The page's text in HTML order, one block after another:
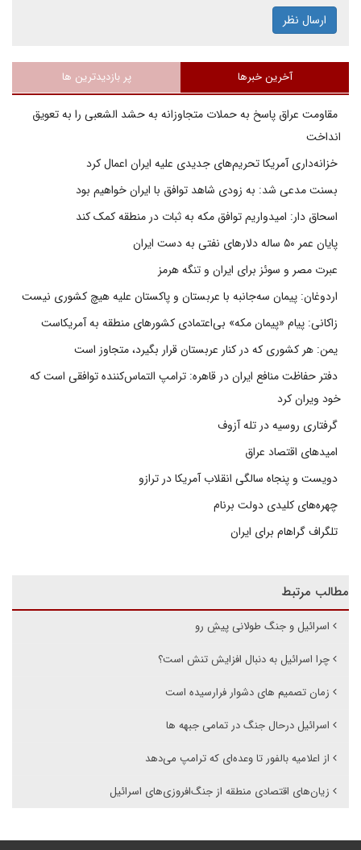
ارسال نظر
آخرین خبرها پر بازدیدترین ها
مقاومت عراق پاسخ به حملات متجاوزانه به حشد الشعبی را به تعویق
انداخت
خزانه‌داری آمریکا تحریم‌های جدیدی علیه ایران اعمال کرد
بسنت مدعی شد: به زودی شاهد توافق با ایران خواهیم بود
اسحاق دار: امیدواریم توافق مکه به ثبات در منطقه کمک کند
پایان عمر ۵۰ ساله دلارهای نفتی به دست ایران
عبرت مصر و سوئز برای ایران و تنگه هرمز
اردوغان: پیمان سه‌جانبه با عربستان و پاکستان علیه هیچ کشوری نیست
زاکانی: پیام «پیمان مکه» بی‌اعتمادی کشورهای منطقه به آمریکاست
یمن: هر کشوری که در کنار عربستان قرار بگیرد، متجاوز است
دفتر حفاظت منافع ایران در قاهره: ترامپ التماس‌کننده توافقی است که
خود ویران کرد
گرفتاری روسیه در تله آزوف
امیدهای اقتصاد عراق
دویست و پنجاه سالگی انقلاب آمریکا در ترازو
چهره‌های کلیدی دولت برنام
تلگراف گراهام برای ایران
مطالب مرتبط
اسرائیل و جنگ طولانی پیشِ رو
چرا اسرائیل به دنبال افزایش تنش است؟
زمان تصمیم های دشوار فرارسیده است
اسرائیل درحال جنگ در تمامی جبهه ها
از اعلامیه بالفور تا وعده‌ای که ترامپ می‌دهد
زیان‌های اقتصادی منطقه از جنگ‌افروزی‌های اسرائیل